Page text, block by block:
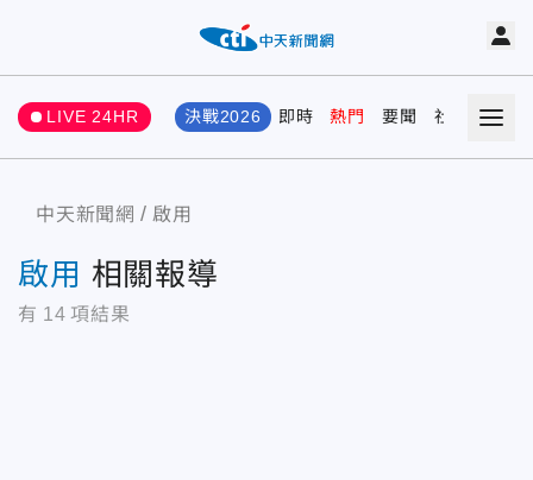
LIVE 24HR 決戰2026 即時 熱門 要聞 社會 娛樂
中天新聞網 啟用
啟用 相關報導
有 14 項結果